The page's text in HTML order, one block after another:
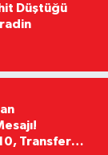
Düştüğü
Transfer